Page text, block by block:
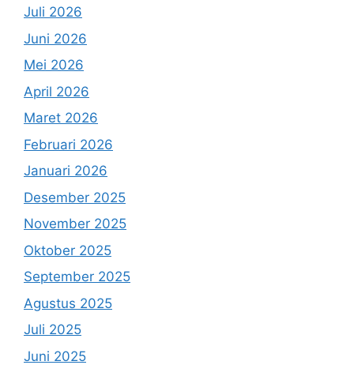
Juli 2026
Juni 2026
Mei 2026
April 2026
Maret 2026
Februari 2026
Januari 2026
Desember 2025
November 2025
Oktober 2025
September 2025
Agustus 2025
Juli 2025
Juni 2025